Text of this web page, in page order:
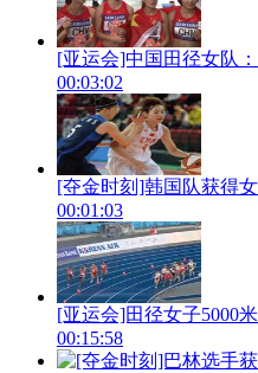
[亚运会]中国田径女队
00:03:02
[夺金时刻]韩国队获得
00:01:03
[亚运会]田径女子5000
00:15:58